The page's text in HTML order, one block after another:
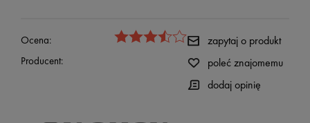
Ocena:
Producent:
zapytaj o produkt
poleć znajomemu
dodaj opinię